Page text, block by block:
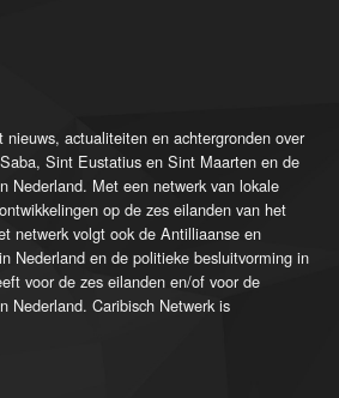
nieuws, actualiteiten en achtergronden over
Sint Eustatius en Sint Maarten en de
Nederland. Met een netwerk van lokale
op de zes eilanden van het
netwerk volgt ook de Antilliaanse en
Nederland en de politieke besluitvorming in
voor de zes eilanden en/of voor de
Nederland. Caribisch Netwerk is